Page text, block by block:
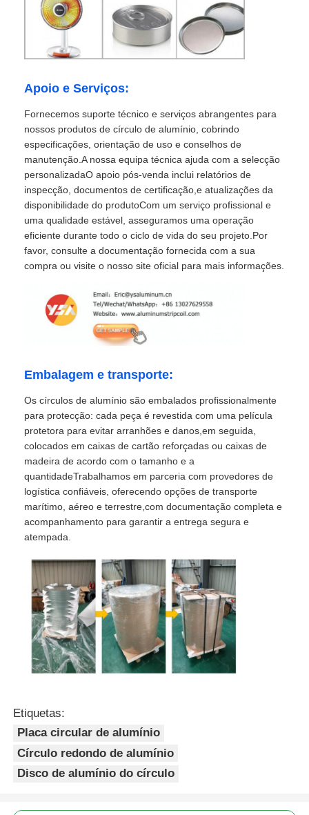
Apoio e Serviços:
Fornecemos suporte técnico e serviços abrangentes para
nossos produtos de círculo de alumínio, cobrindo
especificações, orientação de uso e conselhos de
manutenção.A nossa equipa técnica ajuda com a selecção
personalizadaO apoio pós-venda inclui relatórios de
inspecção, documentos de certificação,e atualizações da
disponibilidade do produtoCom um serviço profissional e
uma qualidade estável, asseguramos uma operação
eficiente durante todo o ciclo de vida do seu projeto.Por
favor, consulte a documentação fornecida com a sua
compra ou visite o nosso site oficial para mais informações.
Embalagem e transporte:
Os círculos de alumínio são embalados profissionalmente
para protecção: cada peça é revestida com uma película
protetora para evitar arranhões e danos,em seguida,
colocados em caixas de cartão reforçadas ou caixas de
madeira de acordo com o tamanho e a
quantidadeTrabalhamos em parceria com provedores de
logística confiáveis, oferecendo opções de transporte
marítimo, aéreo e terrestre,com documentação completa e
acompanhamento para garantir a entrega segura e
atempada.
Etiquetas:
Placa circular de alumínio
Círculo redondo de alumínio
Disco de alumínio do círculo